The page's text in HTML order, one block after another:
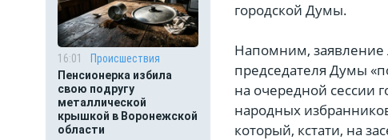
16:01
Происшествия
Пенсионерка избила
свою подругу
металлической
крышкой в Воронежской
области
городской Думы.
Напомним,
председателя Думы
на очередной сессии
народных
который, кстати, на